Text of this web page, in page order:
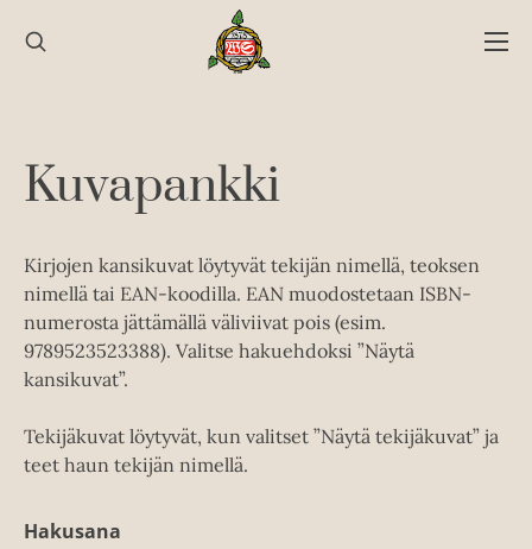
sisältöön
Kuvapankki
Kirjojen kansikuvat löytyvät tekijän nimellä, teoksen
nimellä tai EAN-koodilla. EAN muodostetaan ISBN-
numerosta jättämällä väliviivat pois (esim.
9789523523388). Valitse hakuehdoksi ”Näytä
kansikuvat”.
Tekijäkuvat löytyvät, kun valitset ”Näytä tekijäkuvat” ja
teet haun tekijän nimellä.
Hakusana